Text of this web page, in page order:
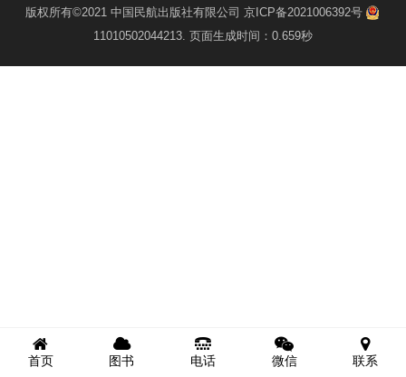
版权所有©2021 中国民航出版社有限公司 京ICP备2021006392号
11010502044213. 页面生成时间：0.659秒
首页 图书 电话 微信 联系